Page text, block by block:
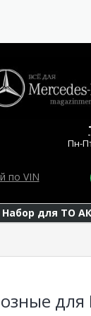
по VIN
Пн-
Набор для ТО
для